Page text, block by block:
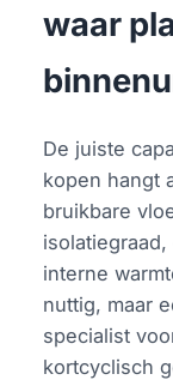
waar
De juiste
kopen hangt
bruikbare
interne
nuttig, maar
specialist
kortcyclisch